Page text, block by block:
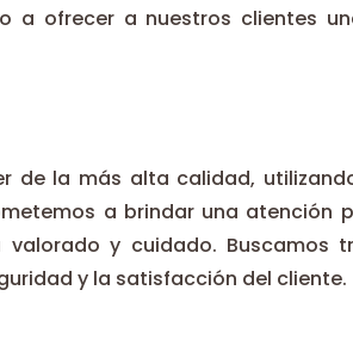
a ofrecer a nuestros clientes
de la más alta calidad,
a brindar una atención
y cuidado. Buscamos
y la satisfacción del cliente.